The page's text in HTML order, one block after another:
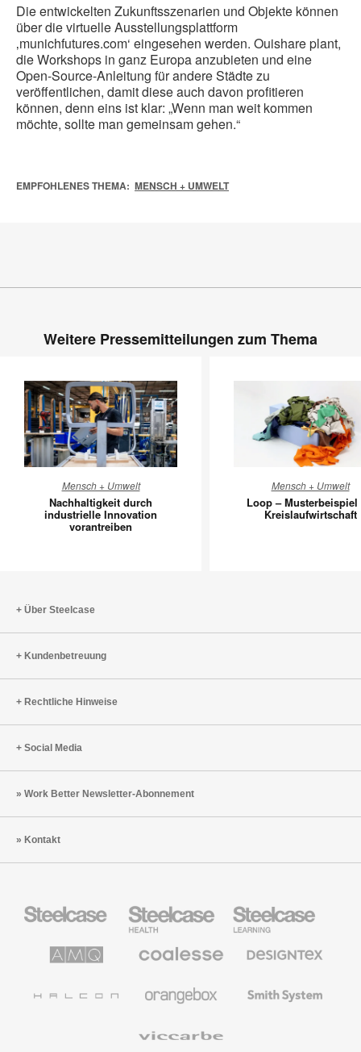
Die entwickelten Zukunftsszenarien und Objekte können
über die virtuelle Ausstellungsplattform
‚munichfutures.com‘ eingesehen werden. Ouishare plant,
die Workshops in ganz Europa anzubieten und eine
Open-Source-Anleitung für andere Städte zu
veröffentlichen, damit diese auch davon profitieren
können, denn eins ist klar: „Wenn man weit kommen
möchte, sollte man gemeinsam gehen.“
EMPFOHLENES THEMA: MENSCH + UMWELT
Weitere Pressemitteilungen zum Thema
durch
industrielle
Innovation
Mensch + Umwelt
Nachhaltigkeit durch
industrielle Innovation
vorantreiben
–
Mensch + Umwelt
Loop – Musterbeispiel
Kreislaufwirtschaft
Über Steelcase
Kundenbetreuung
Rechtliche Hinweise
Social Media
Work Better Newsletter-Abonnement
Kontakt
Büromöbel
Health
Education
Möbel
Solutions
Büromöbel
Textilien
System